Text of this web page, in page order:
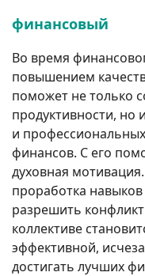
финансовый
Во время
повышением
поможет не только
продуктивности, но
и
финансов. С его
духовная
проработка
разрешить
коллективе
эффективной,
достигать лучших